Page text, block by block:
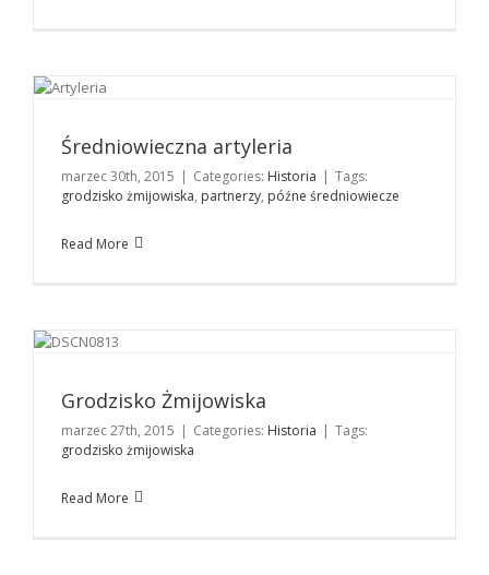
Średniowieczna artyleria
marzec 30th, 2015 | Categories: Historia | Tags:
grodzisko żmijowiska, partnerzy, późne średniowiecze
Read More
Grodzisko Żmijowiska
marzec 27th, 2015 | Categories: Historia | Tags:
grodzisko żmijowiska
Read More